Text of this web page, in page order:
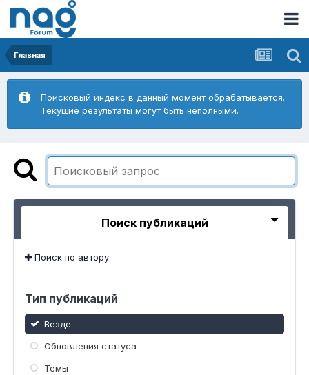
Главная
Поисковый индекс в данный момент обрабатывается.
Текущие результаты могут быть неполными.
Поиск публикаций
Поиск по автору
Тип публикаций
Везде
Обновления статуса
Темы